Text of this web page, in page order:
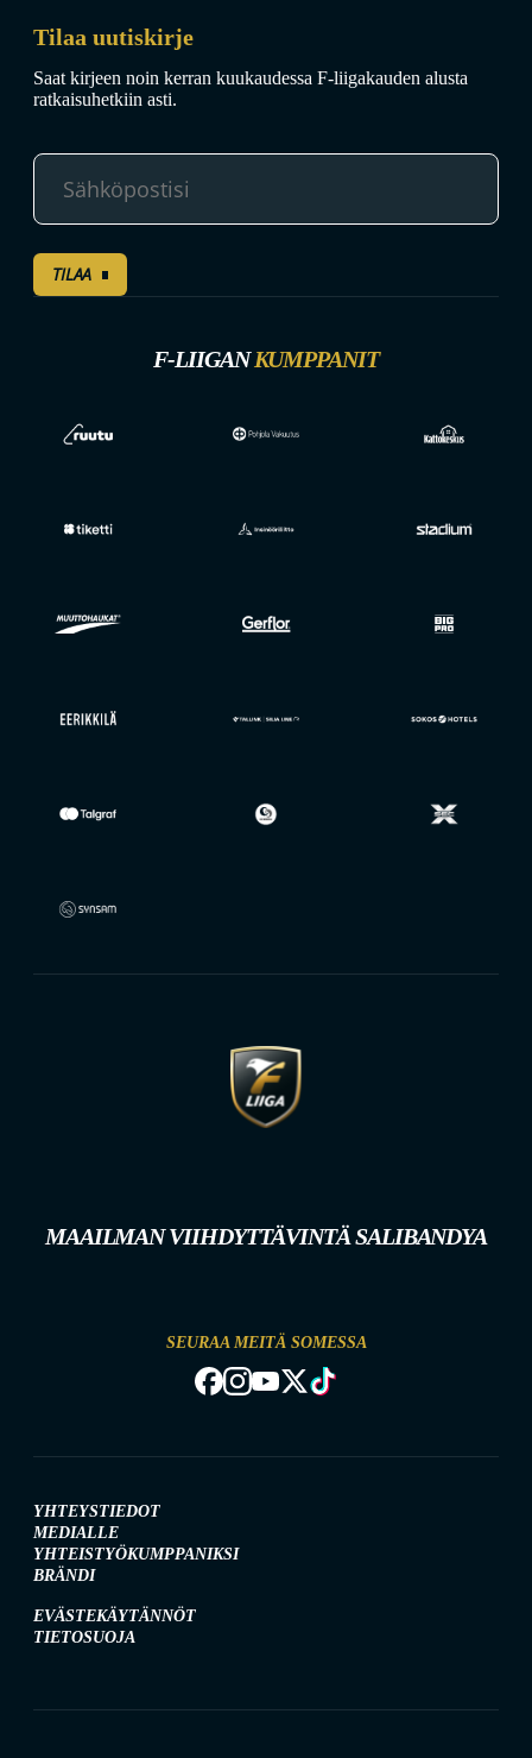
Tilaa uutiskirje
Saat kirjeen noin kerran kuukaudessa F-liigakauden alusta
ratkaisuhetkiin asti.
TILAA
F-LIIGANKUMPPANIT
MAAILMAN VIIHDYTTÄVINTÄ SALIBANDYA
SEURAA MEITÄ SOMESSA
YHTEYSTIEDOT
MEDIALLE
YHTEISTYÖKUMPPANIKSI
BRÄNDI
EVÄSTEKÄYTÄNNÖT
TIETOSUOJA